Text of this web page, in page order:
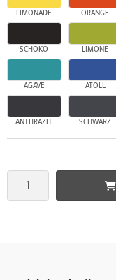
LIMONADE ORANGE
SCHOKO LIMONE
AGAVE ATOLL
ANTHRAZIT SCHWARZ